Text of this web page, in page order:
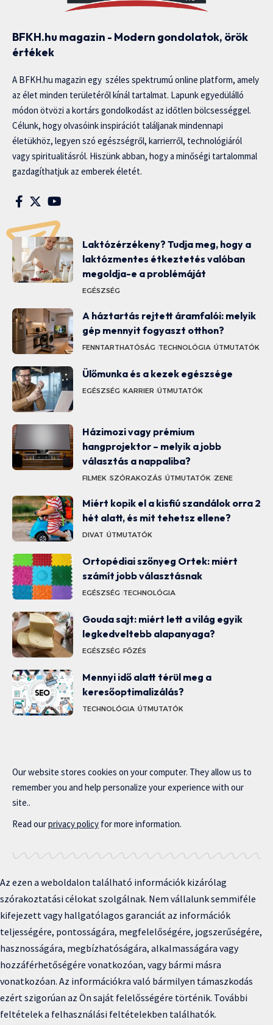
BFKH.hu magazin - Modern gondolatok, örök
értékek
A BFKH.hu magazin egy széles spektrumú online platform, amely
az élet minden területéről kínál tartalmat. Lapunk egyedülálló
módon ötvözi a kortárs gondolkodást az időtlen bölcsességgel.
Célunk, hogy olvasóink inspirációt találjanak mindennapi
életükhöz, legyen szó egészségről, karrierről, technológiáról
vagy spiritualitásról. Hiszünk abban, hogy a minőségi tartalommal
gazdagíthatjuk az emberek életét.
Laktózérzékeny? Tudja meg, hogy a
laktózmentes étkeztetés valóban
megoldja-e a problémáját
EGÉSZSÉG
A háztartás rejtett áramfalói: melyik
gép mennyit fogyaszt otthon?
FENNTARTHATÓSÁG TECHNOLÓGIA ÚTMUTATÓK
Ülőmunka és a kezek egészsége
EGÉSZSÉG KARRIER ÚTMUTATÓK
Házimozi vagy prémium
hangprojektor – melyik a jobb
választás a nappaliba?
FILMEK SZÓRAKOZÁS ÚTMUTATÓK ZENE
Miért kopik el a kisfiú szandálok orra 2
hét alatt, és mit tehetsz ellene?
DIVAT ÚTMUTATÓK
Ortopédiai szőnyeg Ortek: miért
számít jobb választásnak
EGÉSZSÉG TECHNOLÓGIA
Gouda sajt: miért lett a világ egyik
legkedveltebb alapanyaga?
EGÉSZSÉG FŐZÉS
Mennyi idő alatt térül meg a
keresőoptimalizálás?
TECHNOLÓGIA ÚTMUTATÓK
Our website stores cookies on your computer. They allow us to
remember you and help personalize your experience with our
site..
Read ourprivacy policy for more information.
Az ezen a weboldalon található információk kizárólag
szórakoztatási célokat szolgálnak. Nem vállalunk semmiféle
kifejezett vagy hallgatólagos garanciát az információk
teljességére, pontosságára, megfelelőségére, jogszerűségére,
hasznosságára, megbízhatóságára, alkalmasságára vagy
hozzáférhetőségére vonatkozóan, vagy bármi másra
vonatkozóan. Az információkra való bármilyen támaszkodás
ezért szigorúan az Ön saját felelősségére történik. További
feltételek a felhasználási feltételekben találhatók.